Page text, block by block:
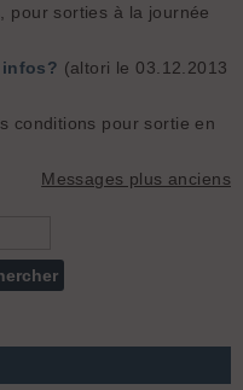
pour sorties à la journée
(altori le 03.12.2013
conditions pour sortie en
Messages plus anciens